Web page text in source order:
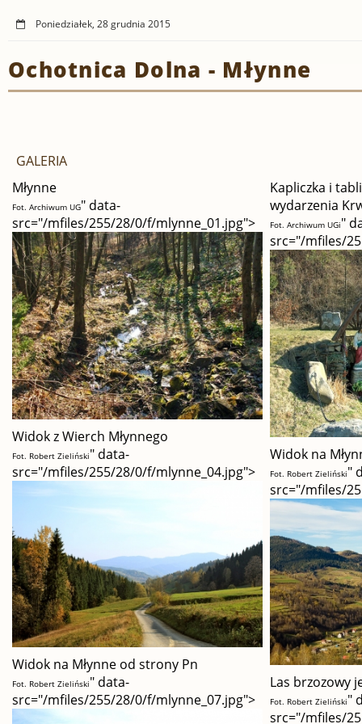
Poniedziałek, 28 grudnia 2015
Ochotnica Dolna - Młynne
GALERIA
Młynne
Fot. Archiwum UG" data-
src="/mfiles/255/28/0/f/mlynne_01.jpg">
Kapliczka i
wydarzenia
Fot. Archiwum UGi"
src="/mfiles/
Widok z Wierch Młynnego
Fot. Robert Zieliński" data-
src="/mfiles/255/28/0/f/mlynne_04.jpg">
Widok na
Fot. Robert Zieliński"
src="/mfiles/
Widok na Młynne od strony Pn
Fot. Robert Zieliński" data-
src="/mfiles/255/28/0/f/mlynne_07.jpg">
Las brzozowy
Fot. Robert Zieliński"
src="/mfiles/